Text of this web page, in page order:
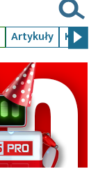
Artykuły Kursy